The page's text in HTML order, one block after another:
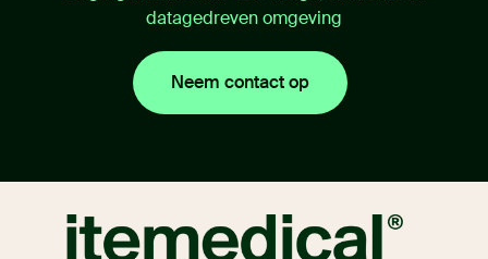
datagedreven omgeving
Neem contact op